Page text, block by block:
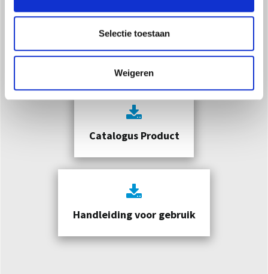
Selectie toestaan
Weigeren
Downloaden
Catalogus Product
Handleiding voor gebruik